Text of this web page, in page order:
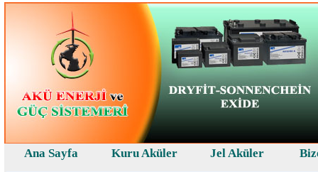
Ana Sayfa Kuru Aküler Jel Aküler